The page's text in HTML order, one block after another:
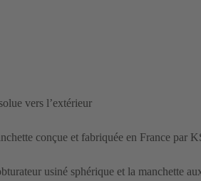
vers l’extérieur
conçue et fabriquée en France par
usiné sphérique et la manchette